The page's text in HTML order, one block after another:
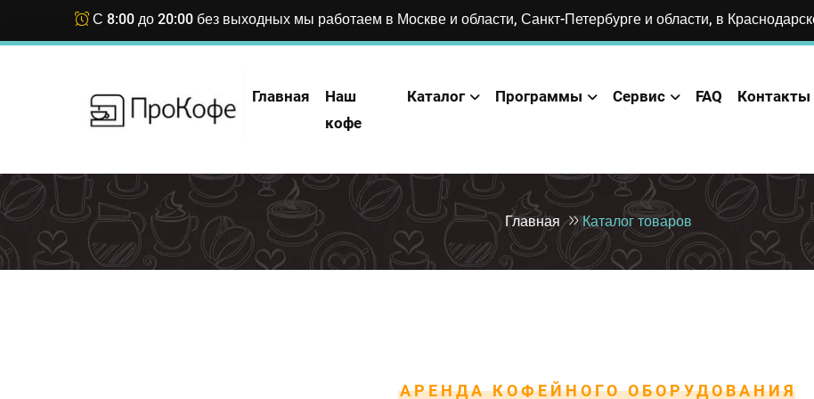
С 8:00 до 20:00 без выходных мы работаем в Москве и области, Санкт-Петербурге и области, в
Главная
Наш
кофе
Каталог Программы Сервис FAQ Контакты
Главная Каталог товаров
АРЕНДА КОФЕЙНОГО ОБОРУДОВАНИЯ